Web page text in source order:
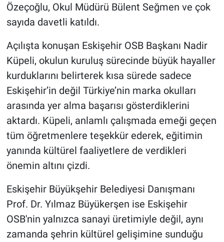
Özeçoğlu, Okul Müdürü Bülent Seğmen ve çok
sayıda davetli katıldı.
Açılışta konuşan Eskişehir OSB Başkanı Nadir
Küpeli, okulun kuruluş sürecinde büyük hayaller
kurduklarını belirterek kısa sürede sadece
Eskişehir’in değil Türkiye’nin marka okulları
arasında yer alma başarısı gösterdiklerini
aktardı. Küpeli, anlamlı çalışmada emeği geçen
tüm öğretmenlere teşekkür ederek, eğitimin
yanında kültürel faaliyetlere de verdikleri
önemin altını çizdi.
Eskişehir Büyükşehir Belediyesi Danışmanı
Prof. Dr. Yılmaz Büyükerşen ise Eskişehir
OSB'nin yalnızca sanayi üretimiyle değil, aynı
zamanda şehrin kültürel gelişimine sunduğu